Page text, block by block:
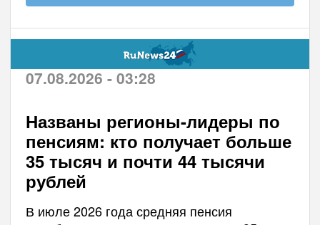
07.08.2026 - 03:28
Названы регионы-лидеры по
пенсиям: кто получает больше
35 тысяч и почти 44 тысячи
рублей
В июле 2026 года средняя пенсия